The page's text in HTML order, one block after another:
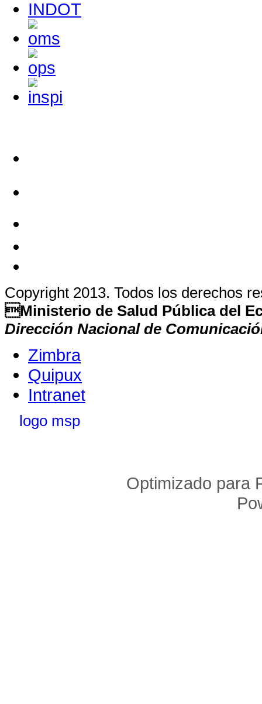
Copyright 2013. Todos los derechos
Ministerio de Salud Pública del
Dirección Nacional de
Zimbra
Quipux
Intranet
Optimizado para